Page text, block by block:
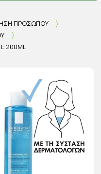
ΠΡΟΣΏΠΟΥ
200ML